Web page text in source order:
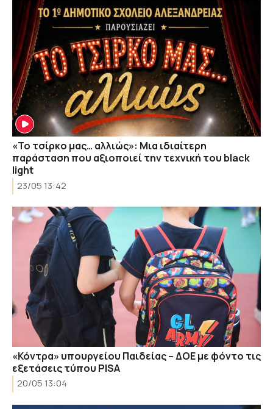
«Το τσίρκο μας… αλλιώς»: Μια ιδιαίτερη
παράσταση που αξιοποιεί την τεχνική του black
light
23/05 13:42
«Κόντρα» υπουργείου Παιδείας – ΔΟΕ με φόντο τις
εξετάσεις τύπου PISA
20/05 13:04